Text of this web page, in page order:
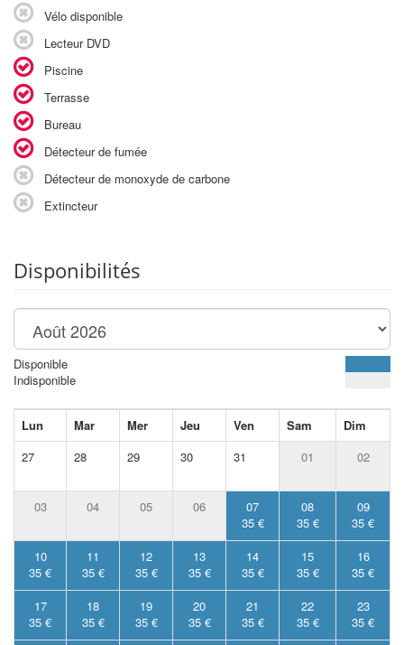
Vélo disponible
Lecteur DVD
Piscine
Terrasse
Bureau
Détecteur de fumée
Détecteur de monoxyde de carbone
Extincteur
Disponibilités
Disponible
Indisponible
Lun Mar Mer Jeu Ven Sam
Dim
27
28 29 30 31 01 02
03 04 05 06
07
35 €
08
35 €
09
35 €
10
35 €
11
35 €
12
35 €
13
35 €
14
35 €
15
35 €
16
35 €
17
35 €
18
35 €
19
35 €
20
35 €
21
35 €
22
35 €
23
35 €